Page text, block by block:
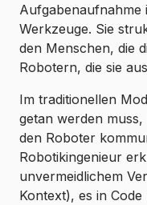
Werkzeuge. Sie
den Menschen, die
Robotern, die sie
Im traditionellen
getan werden
den Roboter
Robotikingenieur
unvermeidlichem
Kontext), es in